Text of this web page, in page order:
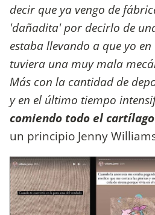
decir que ya vengo de
'dañadita' por decirlo de
estaba llevando a que yo
tuviera una muy mala
Más con la cantidad de
y en el último tiempo
comiendo todo el
un principio Jenny